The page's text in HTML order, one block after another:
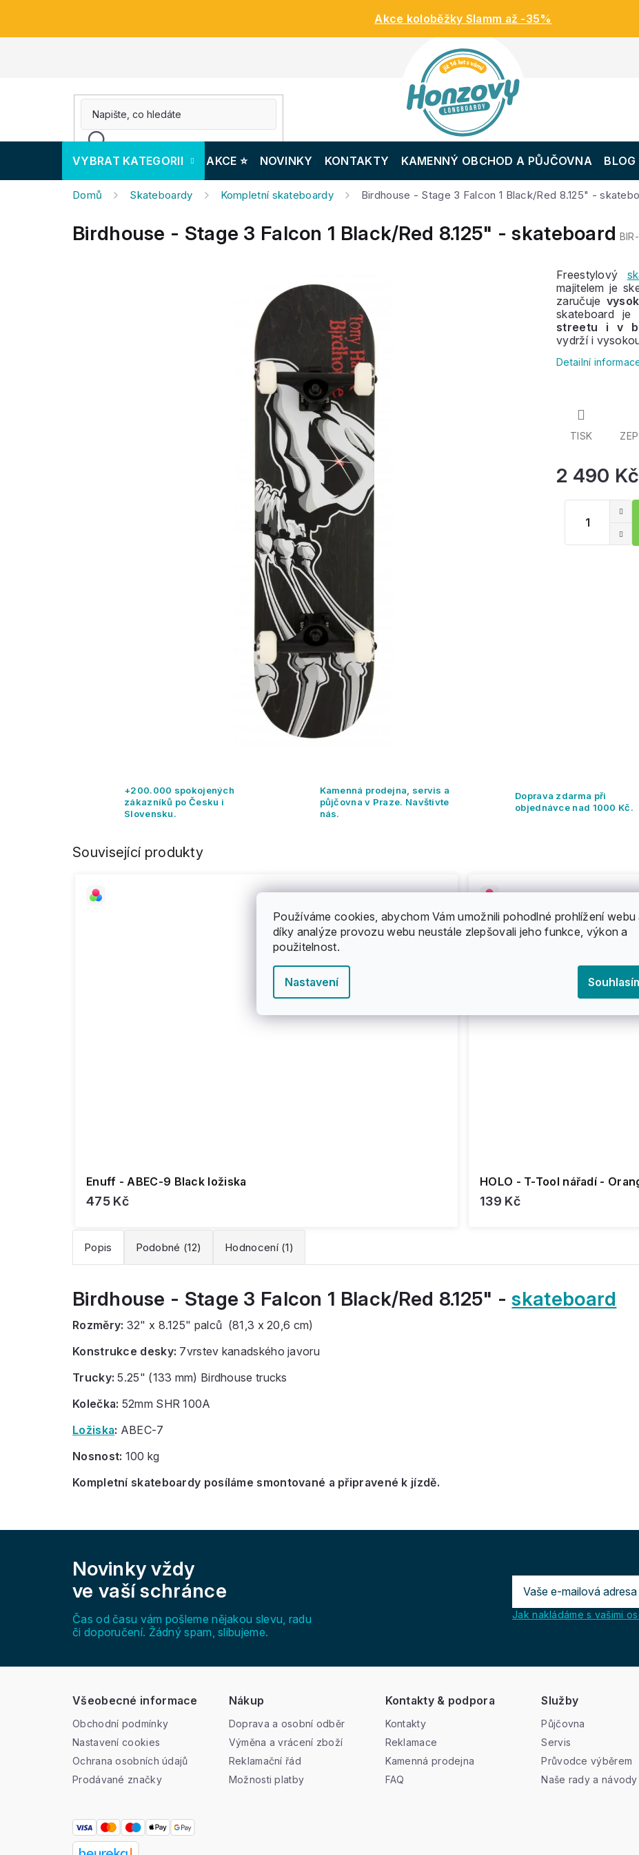
Používáme cookies, abychom Vám umožnili pohodlné prohlížení webu
díky analýze provozu webu neustále zlepšovali jeho funkce, výkon a
použitelnost.
Nastavení
Akce koloběžky Slamm až -35%
VYBRAT KATEGORII AKCE ⭐️ NOVINKY KONTAKTY KAMENNÝ OBCHOD A PŮJČOVNA BLOG
Domů Skateboardy Kompletní skateboardy Birdhouse - Stage 3 Falcon 1 Black/Red 8.125" -
Birdhouse - Stage 3 Falcon 1 Black/Red 8.125" - skateboard
2 490 Kč
Freestylový
majitelem je
zaručuje
skateboard
streetu i v
vydrží i
tento skejt vás
Detailní
TISK
+200.000 spokojených
zákazníků po Česku i
Slovensku.
Kamenná prodejna, servis a
půjčovna v Praze. Navštivte
nás.
Doprava zdarma při
objednávce nad 1000 Kč.
Související produkty
Enuff - ABEC-9 Black ložiska
475 Kč
HOLO - T-Tool nářadí -
139 Kč
Popis Podobné (12) Hodnocení (1)
Birdhouse - Stage 3 Falcon 1 Black/Red 8.125" -skateboard
Rozměry: 32" x 8.125" palců (81,3 x 20,6 cm)
Konstrukce desky: 7vrstev kanadského javoru
Trucky: 5.25" (133 mm) Birdhouse trucks
Kolečka: 52mm SHR 100A
Ložiska: ABEC-7
Nosnost: 100 kg
Kompletní skateboardy posíláme smontované a připravené k jízdě.
Novinky vždy
ve vaší schránce
Čas od času vám pošleme nějakou slevu, radu
či doporučení. Žádný spam, slibujeme.
Jak nakládáme s vašimi
Všeobecné informace
Obchodní podmínky
Nastavení cookies
Ochrana osobních údajů
Prodávané značky
Nákup
Doprava a osobní odběr
Výměna a vrácení zboží
Reklamační řád
Možnosti platby
Kontakty & podpora
Kontakty
Reklamace
Kamenná prodejna
FAQ
Služby
Půjčovna
Servis
Průvodce výběrem
Naše rady a návody